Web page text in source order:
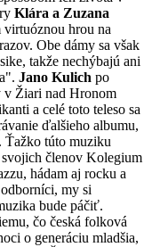
Klára a Zuzana
hrou na
Obe dámy sa však
takže nechýbajú ani
Jano Kulich po
v Žiari nad Hronom
a celé toto teleso sa
ďalšieho albumu,
Ťažko túto muziku
členov Kolegium
hádam aj rocku a
my si
bude páčiť.
čo česká folková
o generáciu mladšia,